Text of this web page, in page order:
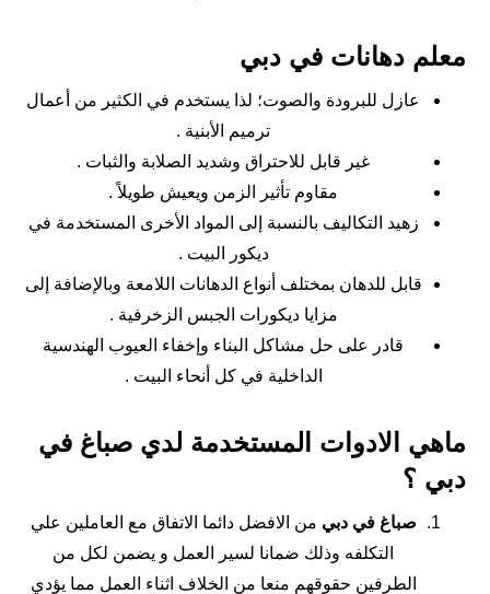
معلم دهانات في دبي
عازل للبرودة والصوت؛ لذا يستخدم في الكثير من أعمال
ترميم الأبنية .
غير قابل للاحتراق وشديد الصلابة والثبات .
مقاوم تأثير الزمن ويعيش طويلاً .
زهيد التكاليف بالنسبة إلى المواد الأخرى المستخدمة في
ديكور البيت .
قابل للدهان بمختلف أنواع الدهانات اللامعة وبالإضافة إلى
مزايا ديكورات الجبس الزخرفية .
قادر على حل مشاكل البناء وإخفاء العيوب الهندسية
الداخلية في كل أنحاء البيت .
ماهي الادوات المستخدمة لدي صباغ في
دبي ؟
صباغ في دبي من الافضل دائما الاتفاق مع العاملين علي
التكلفه وذلك ضمانا لسير العمل و يضمن لكل من
الطرفين حقوقهم منعا من الخلاف اثناء العمل مما يؤدي